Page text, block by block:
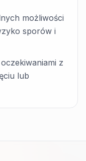
możliwości
sporów i
z
lub